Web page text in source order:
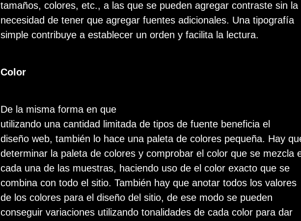
tamaños, colores, etc., a las que se pueden agregar contraste sin la
necesidad de tener que agregar fuentes adicionales. Una tipografía
simple contribuye a establecer un orden y facilita la lectura.
Color
De la misma forma en que
utilizando una cantidad limitada de tipos de fuente beneficia el
diseño web, también lo hace una paleta de colores pequeña. Hay
determinar la paleta de colores y comprobar el color que se mezcla
cada una de las muestras, haciendo uso de el color exacto que se
combina con todo el sitio. También hay que anotar todos los valores
de los colores para el diseño del sitio, de ese modo se pueden
conseguir variaciones utilizando tonalidades de cada color para dar